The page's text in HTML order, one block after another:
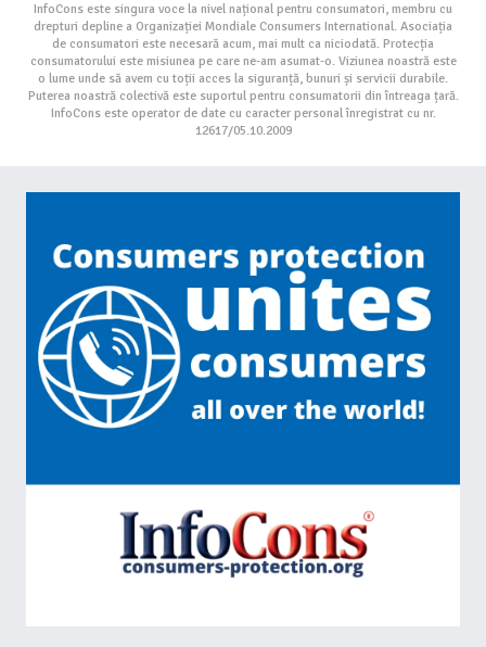
InfoCons este singura voce la nivel național pentru consumatori, membru cu
drepturi depline a Organizației Mondiale Consumers International. Asociația
de consumatori este necesară acum, mai mult ca niciodată. Protecția
consumatorului este misiunea pe care ne-am asumat-o. Viziunea noastră este
o lume unde să avem cu toții acces la siguranță, bunuri și servicii durabile.
Puterea noastră colectivă este suportul pentru consumatorii din întreaga țară.
InfoCons este operator de date cu caracter personal înregistrat cu nr.
12617/05.10.2009